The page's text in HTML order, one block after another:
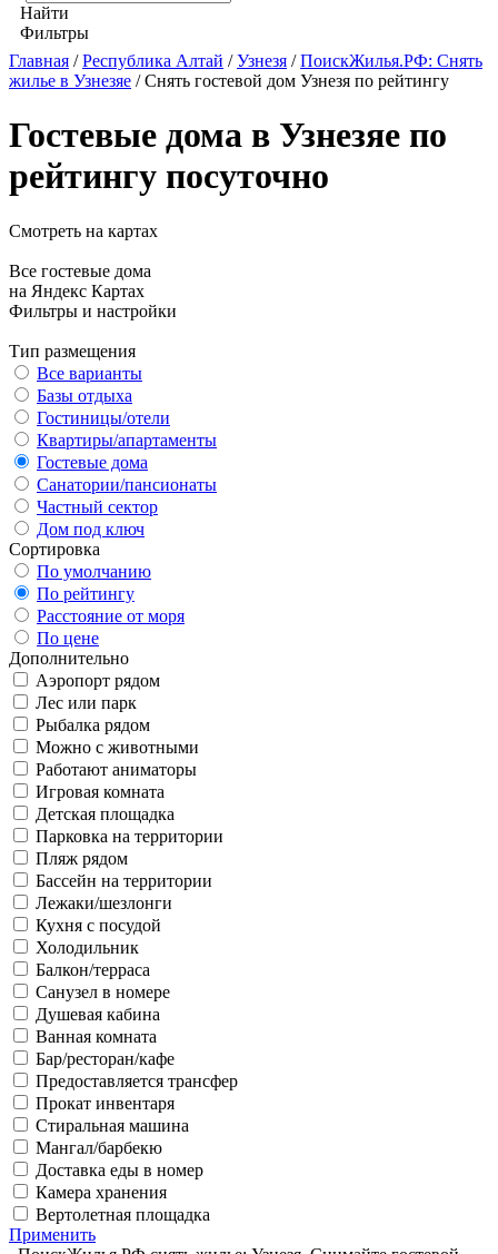
Найти
Фильтры
Главная /Республика Алтай /Узнезя /ПоискЖилья.РФ: Снять
жилье в Узнезяе / Снять гостевой дом Узнезя по рейтингу
Гостевые дома в Узнезяе по
рейтингу посуточно
Смотреть на картах
Все гостевые дома
на Яндекс Картах
Фильтры и настройки
Тип размещения
Все варианты
Базы отдыха
Гостиницы/отели
Квартиры/апартаменты
Гостевые дома
Санатории/пансионаты
Частный сектор
Дом под ключ
Сортировка
По умолчанию
По рейтингу
Расстояние от моря
По цене
Дополнительно
Аэропорт рядом
Лес или парк
Рыбалка рядом
Можно с животными
Работают аниматоры
Игровая комната
Детская площадка
Парковка на территории
Пляж рядом
Бассейн на территории
Лежаки/шезлонги
Кухня с посудой
Холодильник
Балкон/терраса
Санузел в номере
Душевая кабина
Ванная комната
Бар/ресторан/кафе
Предоставляется трансфер
Прокат инвентаря
Стиральная машина
Мангал/барбекю
Доставка еды в номер
Камера хранения
Вертолетная площадка
Применить